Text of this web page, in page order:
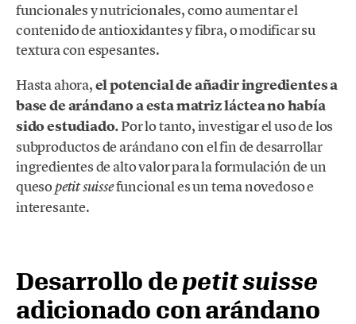
funcionales y nutricionales, como aumentar el
contenido de antioxidantes y fibra, o modificar su
textura con espesantes.
Hasta ahora,el potencial de añadir ingredientes a
base de arándano a esta matriz láctea no había
sido estudiado.Por lo tanto, investigar el uso de los
subproductos de arándano con el fin de desarrollar
ingredientes de alto valor para la formulación de un
quesopetit suissefuncional es un tema novedoso e
interesante.
Desarrollo de petit suisse
adicionado con arándano